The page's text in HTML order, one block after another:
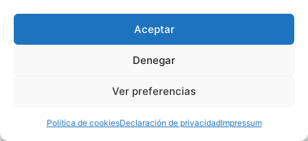
Aceptar
Denegar
Ver preferencias
Política de cookiesDeclaración de privacidadImpressum
© 2026 TRIBUBONSÁI• Creado con